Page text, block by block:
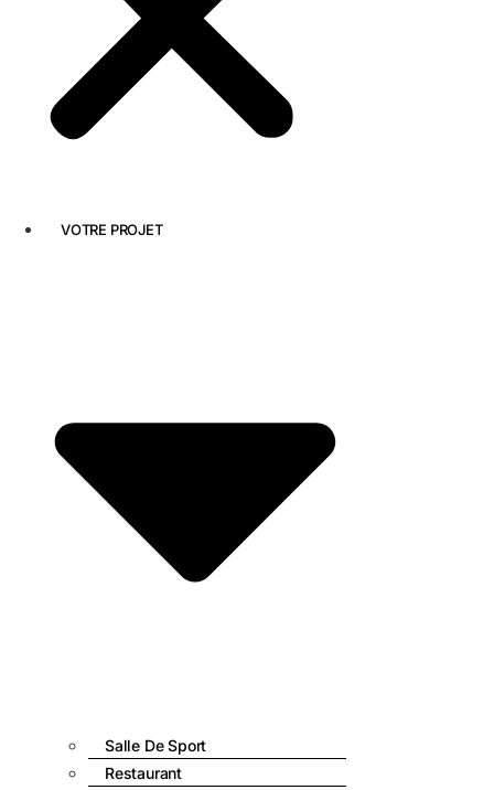
VOTRE PROJET
Salle De Sport
Restaurant